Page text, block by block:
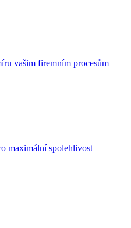
vašim firemním procesům
maximální spolehlivost